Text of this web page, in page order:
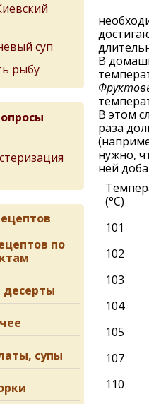
В
В этом
раза
нужно,
ней
(°C)
101
102
103
104
105
107
110
суп
рыбу
по
десерты
супы